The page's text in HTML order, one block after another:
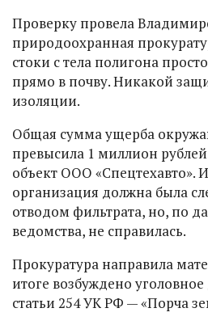
Проверку провела
природоохранная
стоки с тела полигона
прямо в почву. Никакой
изоляции.
Общая сумма ущерба
превысила 1 миллион
объект ООО «Спецтехавто».
организация должна была
отводом фильтрата, но, по
ведомства, не справилась.
Прокуратура направила
итоге возбуждено уголовное
статьи 254 УК РФ — «Порча